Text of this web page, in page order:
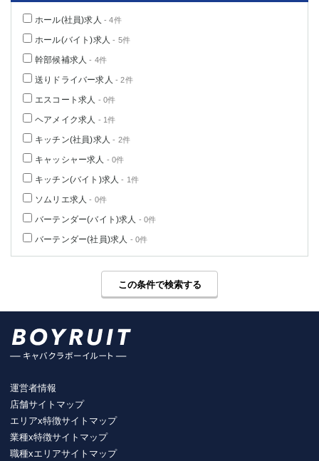
ホール(社員)求人 - 4件
ホール(バイト)求人 - 5件
幹部候補求人 - 4件
送りドライバー求人 - 2件
エスコート求人 - 0件
ヘアメイク求人 - 1件
キッチン(社員)求人 - 2件
キャッシャー求人 - 0件
キッチン(バイト)求人 - 1件
ソムリエ求人 - 0件
バーテンダー(バイト)求人 - 0件
バーテンダー(社員)求人 - 0件
この条件で検索する
運営者情報
店舗サイトマップ
エリアx特徴サイトマップ
業種x特徴サイトマップ
職種xエリアサイトマップ